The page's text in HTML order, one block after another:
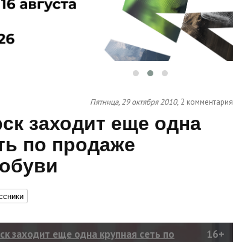
Пятница, 29 октября 2010, 2 комментария
заходит еще одна
по продаже
заходит еще одна крупная сеть по
16+